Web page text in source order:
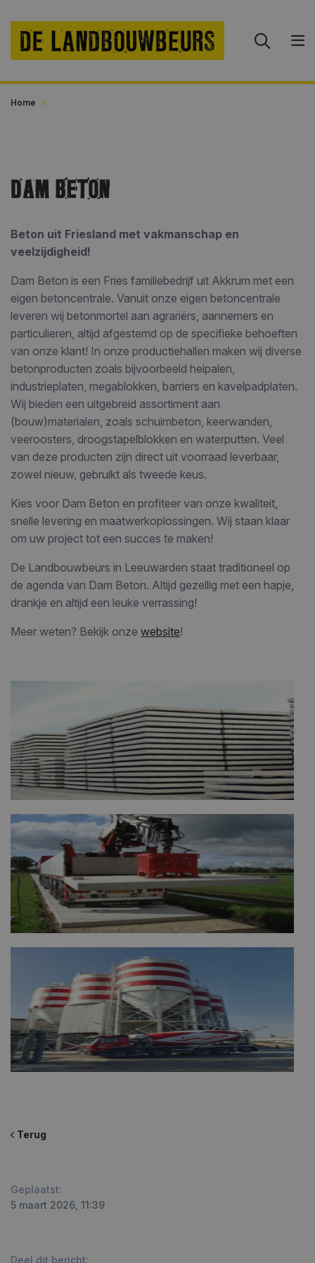
Home
Terug
Geplaatst:
5 maart 2026, 11:39
Deel dit bericht:
DAM BETON
Beton uit Friesland met vakmanschap en
veelzijdigheid!
Dam Beton is een Fries familiebedrijf uit Akkrum met een
eigen betoncentrale. Vanuit onze eigen betoncentrale
leveren wij betonmortel aan agrariërs, aannemers en
particulieren, altijd afgestemd op de specifieke behoeften
van onze klant! In onze productiehallen maken wij diverse
betonproducten zoals bijvoorbeeld heipalen,
industrieplaten, megablokken, barriers en kavelpadplaten.
Wij bieden een uitgebreid assortiment aan
(bouw)materialen, zoals schuimbeton, keerwanden,
veeroosters, droogstapelblokken en waterputten. Veel
van deze producten zijn direct uit voorraad leverbaar,
zowel nieuw, gebruikt als tweede keus.
Kies voor Dam Beton en profiteer van onze kwaliteit,
snelle levering en maatwerkoplossingen. Wij staan klaar
om uw project tot een succes te maken!
De Landbouwbeurs in Leeuwarden staat traditioneel op
de agenda van Dam Beton. Altijd gezellig met een hapje,
drankje en altijd een leuke verrassing!
Meer weten? Bekijk onze website!